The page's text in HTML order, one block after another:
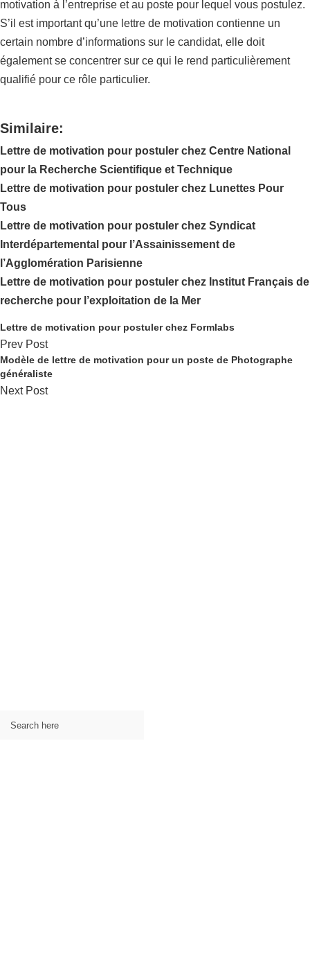
motivation à l’entreprise et au poste pour lequel vous postulez.
S’il est important qu’une lettre de motivation contienne un
certain nombre d’informations sur le candidat, elle doit
également se concentrer sur ce qui le rend particulièrement
qualifié pour ce rôle particulier.
Similaire:
Lettre de motivation pour postuler chez Centre National
pour la Recherche Scientifique et Technique
Lettre de motivation pour postuler chez Lunettes Pour
Tous
Lettre de motivation pour postuler chez Syndicat
Interdépartemental pour l’Assainissement de
l’Agglomération Parisienne
Lettre de motivation pour postuler chez Institut Français de
recherche pour l’exploitation de la Mer
Lettre de motivation pour postuler chez Formlabs
Prev Post
Modèle de lettre de motivation pour un poste de Photographe
généraliste
Next Post